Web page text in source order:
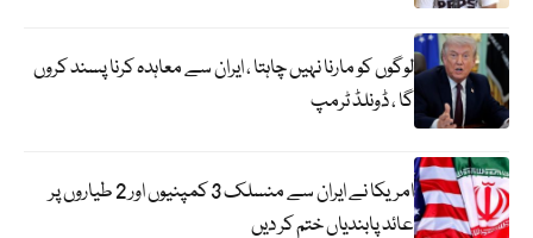
لوگوں کو مارنا نہیں چاہتا ، ایران سے معاہدہ کرنا پسند کروں
گا ، ڈونلڈ ٹرمپ
امریکا نے ایران سے منسلک 3 کمپنیوں اور 2 طیاروں پر
عائد پابندیاں ختم کر دیں